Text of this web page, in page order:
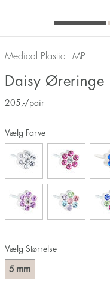
Medical Plastic - MP
Daisy Øreringe
205 ,-/pair
Vælg Størrelse
5 mm
Vælg Farve